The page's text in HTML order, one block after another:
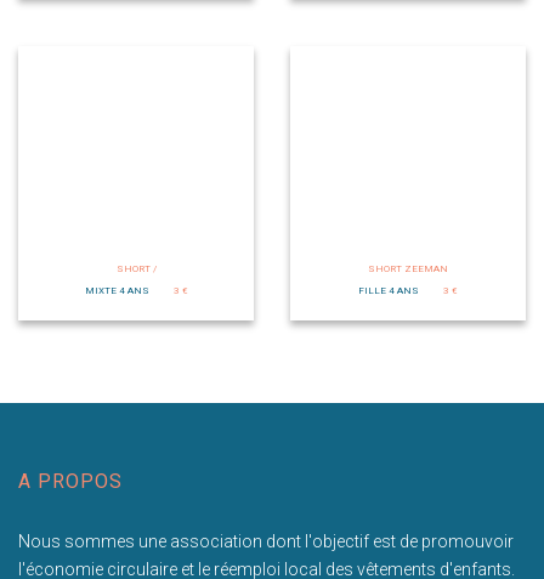
SHORT /
MIXTE 4 ANS
3 €
SHORT ZEEMAN
FILLE 4 ANS
3 €
A PROPOS
Nous sommes une association dont l'objectif est de promouvoir
l'économie circulaire et le réemploi local des vêtements d'enfants.